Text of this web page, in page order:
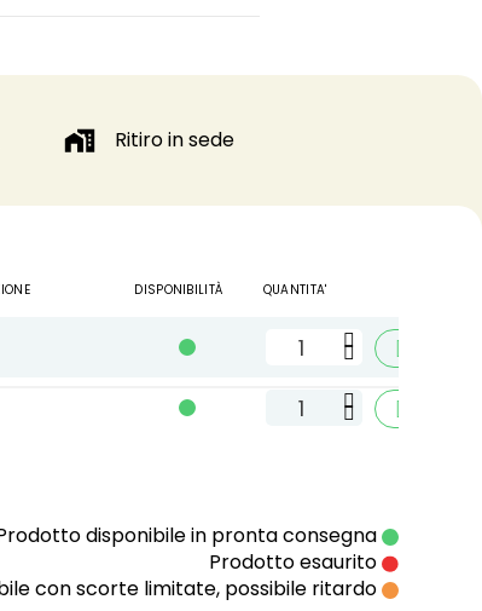
Ritiro in sede
DISPONIBILITÀ QUANTITA'


disponibile in pronta consegna
Prodotto esaurito
con scorte limitate, possibile ritardo